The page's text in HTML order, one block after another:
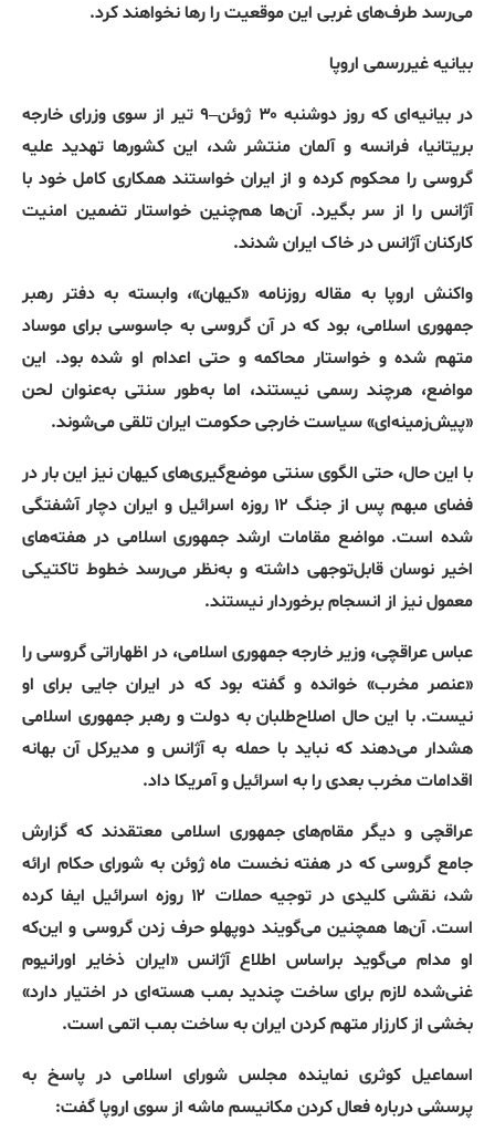
می‌رسد طرف‌های غربی این موقعیت را رها نخواهند کرد.
بیانیهغیررسمی اروپا
در بیانیه‌ای که روز دوشنبه ۳۰ ژوئن – ۹ تیر از سوی وزرای خارجه
بریتانیا، فرانسه و آلمان منتشر شد، این کشورها تهدید علیه
گروسی را محکوم کرده و از ایران خواستند همکاری کامل خود با
آژانس را از سر بگیرد.آن‌ها هم‌چنین خواستار تضمین امنیت
کارکنان آژانس در خاک ایران شدند.
واکنش اروپا به مقاله روزنامه «کیهان»، وابسته به دفتر رهبر
جمهوری اسلامی، بود که در آن گروسی به جاسوسی برای موساد
متهم شده و خواستار محاکمه و حتی اعدام او شده بود. این
مواضع، هرچند رسمی نیستند، اما به‌طور سنتی به‌عنوان لحن
«پیش‌زمینه‌ای»سیاست خارجی حکومت ایران تلقی می‌شوند.
با این حال، حتی الگوی سنتی موضع‌گیری‌های کیهان نیز این بار در
فضای مبهم پس از جنگ ۱۲ روزه اسرائیل و ایران دچار آشفتگی
شده است.مواضع مقامات ارشد جمهوری اسلامی در هفته‌های
اخیر نوسان قابل‌توجهی داشته و به‌نظر می‌رسد خطوط تاکتیکی
معمول نیز از انسجام برخوردار نیستند.
عباس عراقچی، وزیر خارجه جمهوری اسلامی، در اظهاراتی گروسی را
«عنصر مخرب» خوانده و گفته بود که در ایران جایی برای او
نیست.با این حال اصلاح‌طلبان به دولت و رهبر جمهوری اسلامی
هشدار می‌دهند که نباید با حمله به آژانس و مدیرکل آن بهانه
اقدامات مخرب بعدی را به اسرائیل و آمریکا داد.
عراقچی و دیگر مقام‌های جمهوری اسلامی معتقدند که گزارش
جامع گروسی که در هفته نخست ماه ژوئن به شورای حکام ارائه
شد، نقشی کلیدی در توجیه حملات ۱۲ روزه اسرائیل ایفا کرده
است.آن‌ها همچنین می‌گویند دوپهلو حرف زدن گروسی و این‌که
او مدام می‌گوید براساس اطلاع آژانس «ایران ذخایر اورانیوم
غنی‌شده لازم برای ساخت چندید بمب هسته‌ای در اختیار دارد»
بخشی از کارزار متهم کردن ایران به ساخت بمب اتمی است.
اسماعیل کوثری نماینده مجلس شورای اسلامی در پاسخ به
پرسشی درباره فعال کردن مکانیسم ماشه از سوی اروپا گفت: